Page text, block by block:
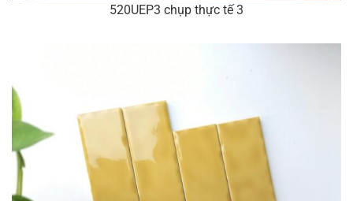
520UEP3 chụp thực tế 3